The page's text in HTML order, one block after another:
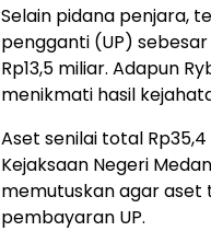
Selain pidana penjara,
pengganti (UP) sebesar
Rp13,5 miliar. Adapun
menikmati hasil
Aset senilai total
Kejaksaan Negeri
memutuskan agar
pembayaran UP.